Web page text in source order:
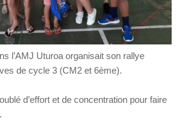
l’AMJ Uturoa organisait son rallye
de cycle 3 (CM2 et 6ème).
d’effort et de concentration pour faire